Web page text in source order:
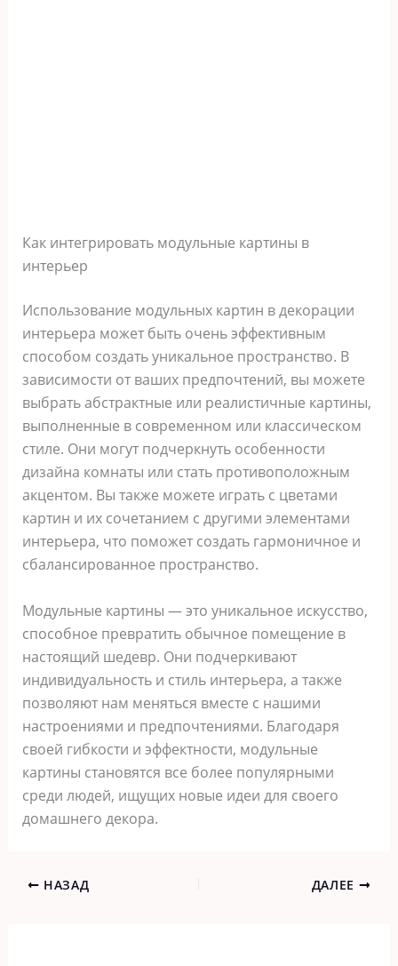
Как интегрировать модульные картины в
интерьер
Использование модульных картин в декорации
интерьера может быть очень эффективным
способом создать уникальное пространство. В
зависимости от ваших предпочтений, вы можете
выбрать абстрактные или реалистичные картины,
выполненные в современном или классическом
стиле. Они могут подчеркнуть особенности
дизайна комнаты или стать противоположным
акцентом. Вы также можете играть с цветами
картин и их сочетанием с другими элементами
интерьера, что поможет создать гармоничное и
сбалансированное пространство.
Модульные картины — это уникальное искусство,
способное превратить обычное помещение в
настоящий шедевр. Они подчеркивают
индивидуальность и стиль интерьера, а также
позволяют нам меняться вместе с нашими
настроениями и предпочтениями. Благодаря
своей гибкости и эффектности, модульные
картины становятся все более популярными
среди людей, ищущих новые идеи для своего
домашнего декора.
НАЗАД ДАЛЕЕ